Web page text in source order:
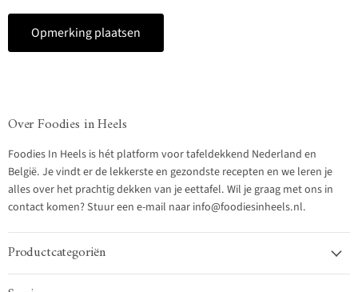
Opmerking plaatsen
Over Foodies in Heels
Foodies In Heels is hét platform voor tafeldekkend Nederland en
België. Je vindt er de lekkerste en gezondste recepten en we leren je
alles over het prachtig dekken van je eettafel. Wil je graag met ons in
contact komen? Stuur een e-mail naar info@foodiesinheels.nl.
Productcategoriën